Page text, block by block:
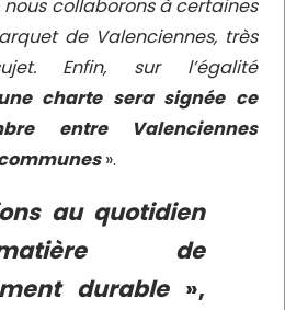
nous collaborons à certaines
de Valenciennes, très
Enfin, sur l’égalité
charte sera signée ce
entre Valenciennes
».
au quotidien
de
durable»,